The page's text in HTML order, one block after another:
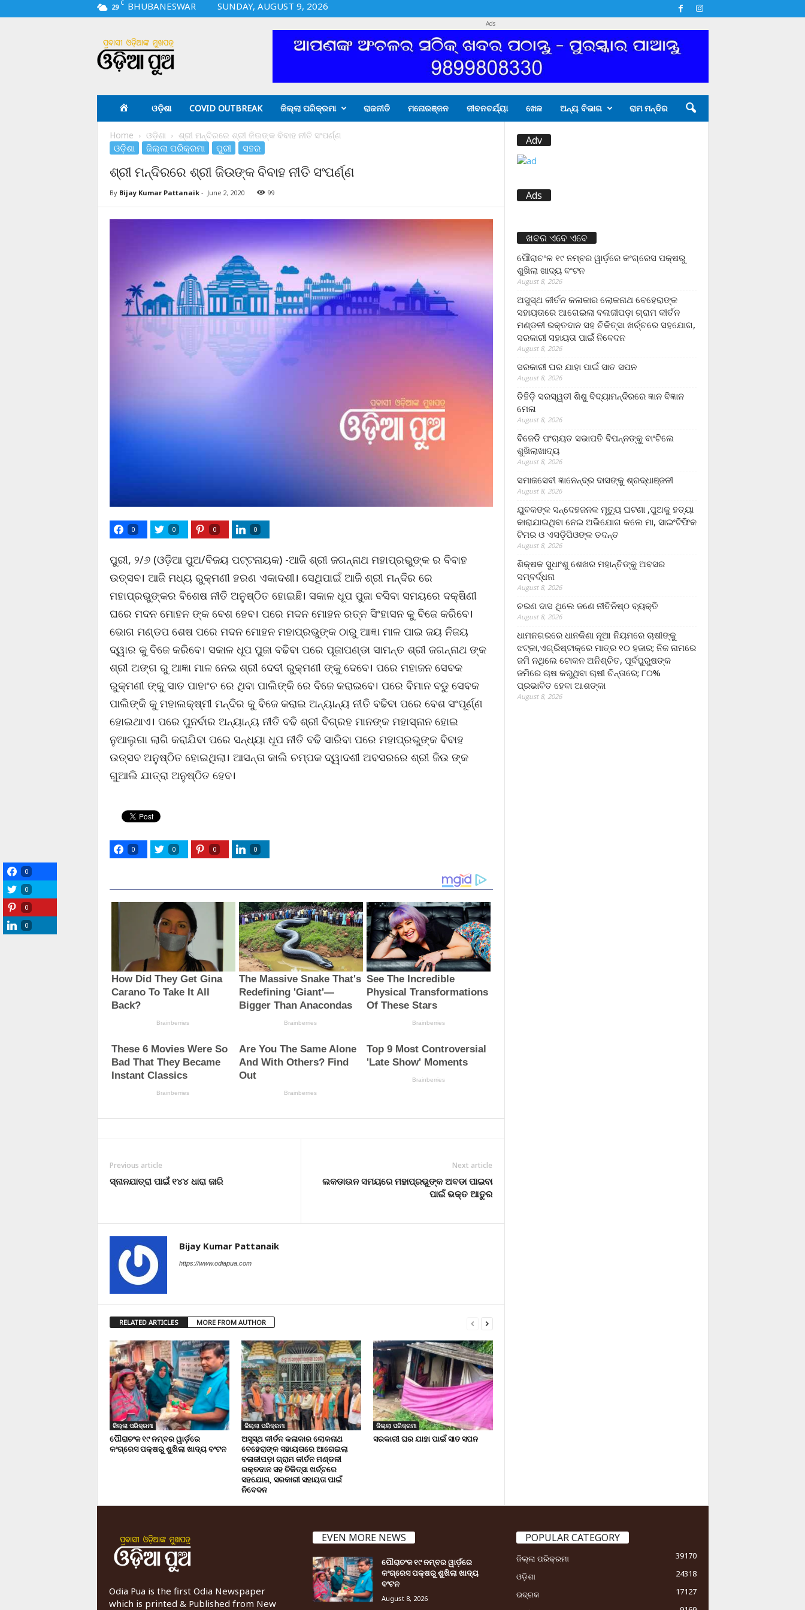
29 C BHUBANESWAR
SUNDAY, AUGUST 9, 2026
i
a
Ads
ଓଡ଼ିଶା COVID OUTBREAK ଜିଲ୍ଲା ପରିକ୍ରମା ରାଜନୀତି ମନୋରଞ୍ଜନ ଜୀବନଚର୍ଯ୍ୟା ଖେଳ ଅନ୍ୟ ବିଭାଗ ରାମ ମନ୍ଦିର
Home ଓଡ଼ିଶା ଶ୍ରୀ ମନ୍ଦିରରେ ଶ୍ରୀ ଜିଉଙ୍କ ବିବାହ ନୀତି ସଂପର୍ଣ୍ଣ
ଓଡ଼ିଶା ଜିଲ୍ଲା ପରିକ୍ରମା ପୁରୀ ସହର
ଶ୍ରୀ ମନ୍ଦିରରେ ଶ୍ରୀ ଜିଉଙ୍କ ବିବାହ ନୀତି ସଂପର୍ଣ୍ଣ
By Bijay Kumar Pattanaik- June 2, 2020 99
0 0 0 0
ପୁରୀ, ୨/୬ (ଓଡ଼ିଆ ପୁଅ/ବିଜୟ ପଟ୍ଟନାୟକ) -ଆଜି ଶ୍ରୀ ଜଗନ୍ନାଥ ମହାପ୍ରଭୁଙ୍କ ର ବିବାହ
ଉତ୍ସବ। ଆଜି ମଧ୍ୟ ରୁକ୍ମଣୀ ହରଣ ଏକାଦଶୀ। ସେଥିପାଇଁ ଆଜି ଶ୍ରୀ ମନ୍ଦିର ରେ
ମହାପ୍ରଭୁଙ୍କର ବିଶେଷ ନୀତି ଅନୁଷ୍ଠିତ ହୋଇଛି। ସକାଳ ଧୂପ ପୁଜା ବସିବା ସମୟରେ ଦକ୍ଷିଣୀ
ଘରେ ମଦନ ମୋହନ ଙ୍କ ବେଶ ହେବ। ପରେ ମଦନ ମୋହନ ରତ୍ନ ସିଂହାସନ କୁ ବିଜେ କରିବେ।
ଭୋଗ ମଣ୍ଡପ ଶେଷ ପରେ ମଦନ ମୋହନ ମହାପ୍ରଭୁଙ୍କ ଠାରୁ ଆଜ୍ଞା ମାଳ ପାଇ ଜୟ ନିଜୟ
ଦ୍ୱାର କୁ ବିଜେ କରିବେ। ସକାଳ ଧୂପ ପୁଜା ବଢିବା ପରେ ପୂଜାପଣ୍ଡା ସାମନ୍ତ ଶ୍ରୀ ଜଗନ୍ନାଥ ଙ୍କ
ଶ୍ରୀ ଅଙ୍ଗ ରୁ ଆଜ୍ଞା ମାଳ ନେଇ ଶ୍ରୀ ଦେବୀ ରୁକ୍ମଣୀ ଙ୍କୁ ଦେବେ। ପରେ ମହାଜନ ସେବକ
ରୁକ୍ମଣୀ ଙ୍କୁ ସାତ ପାହାଂଚ ରେ ଥିବା ପାଲିଙ୍କି ରେ ବିଜେ କରାଇବେ। ପରେ ବିମାନ ବଡୁ ସେବକ
ପାଲିଙ୍କି କୁ ମହାଲକ୍ଷ୍ମୀ ମନ୍ଦିର କୁ ବିଜେ କରାଇ ଅନ୍ୟାନ୍ୟ ନୀତି ବଢିବା ପରେ ବେଶ ସଂପୂର୍ଣ୍ଣ
ହୋଇଥାଏ। ପରେ ପୁନର୍ବାର ଅନ୍ୟାନ୍ୟ ନୀତି ବଢି ଶ୍ରୀ ବିଗ୍ରହ ମାନଙ୍କ ମହାସ୍ନାନ ହୋଇ
ନୁଆଲୁଗା ଲାଗି କରାଯିବା ପରେ ସନ୍ଧ୍ୟା ଧୂପ ନୀତି ବଢି ସାରିବା ପରେ ମହାପ୍ରଭୁଙ୍କ ବିବାହ
ଉତ୍ସବ ଅନୁଷ୍ଠିତ ହୋଇଥିଲା। ଆସନ୍ତା କାଲି ଚମ୍ପକ ଦ୍ୱାଦଶୀ ଅବସରରେ ଶ୍ରୀ ଜିଉ ଙ୍କ
ଗୁଆଲି ଯାତ୍ରା ଅନୁଷ୍ଠିତ ହେବ।
0 0 0 0
Previous article
ସ୍ନାନଯାତ୍ରା ପାଇଁ ୧୪୪ ଧାରା ଜାରି
Next article
ଲକଡାଉନ ସମୟରେ ମହାପ୍ରଭୁଙ୍କ ଅବଡା ପାଇବା
ପାଇଁ ଭକ୍ତ ଆତୁର
Bijay Kumar Pattanaik
https://www.odiapua.com
RELATED ARTICLES MORE FROM AUTHOR
ଜିଲ୍ଲା ପରିକ୍ରମା
ପୌରାଚଂଳ ୧୯ ନମ୍ବର ୱାର୍ଡ଼ରେ
କଂଗ୍ରେସ ପକ୍ଷରୁ ଶୁଖିଲା ଖାଦ୍ୟ ବଂଟନ
ଜିଲ୍ଲା ପରିକ୍ରମା
ଅସୁସ୍ଥ କୀର୍ତନ କଳାକାର ଲୋକନାଥ
ବେହେରାଙ୍କ ସହାୟତାରେ ଆଗେଇଲା
ବଳାଜୀପଡ଼ା ଗ୍ରାମ କୀର୍ତନ ମଣ୍ଡଳୀ
ରକ୍ତଦାନ ସହ ଚିକିତ୍ସା ଖର୍ଚ୍ଚରେ
ସହଯୋଗ, ସରକାରୀ ସହାୟତା ପାଇଁ
ନିବେଦନ
ଜିଲ୍ଲା ପରିକ୍ରମା
ସରକାରୀ ଘର ଯାହା ପାଇଁ ସାତ ସପନ
Adv
Ads
ଖବର ଏବେ ଏବେ
ପୌରାଚଂଳ ୧୯ ନମ୍ବର ୱାର୍ଡ଼ରେ କଂଗ୍ରେସ ପକ୍ଷରୁ
ଶୁଖିଲା ଖାଦ୍ୟ ବଂଟନ
August 8, 2026
ଅସୁସ୍ଥ କୀର୍ତନ କଳାକାର ଲୋକନାଥ ବେହେରାଙ୍କ
ସହାୟତାରେ ଆଗେଇଲା ବଳାଜୀପଡ଼ା ଗ୍ରାମ କୀର୍ତନ
ମଣ୍ଡଳୀ ରକ୍ତଦାନ ସହ ଚିକିତ୍ସା ଖର୍ଚ୍ଚରେ ସହଯୋଗ,
ସରକାରୀ ସହାୟତା ପାଇଁ ନିବେଦନ
August 8, 2026
ସରକାରୀ ଘର ଯାହା ପାଇଁ ସାତ ସପନ
August 8, 2026
ତିହିଡି଼ ସରସ୍ୱତୀ ଶିଶୁ ବିଦ୍ୟାମନ୍ଦିରରେ ଜ୍ଞାନ ବିଜ୍ଞାନ
ମେଳା
August 8, 2026
ବିଜେଡି ପଂଚାୟତ ସଭାପତି ବିପନ୍ନଙ୍କୁ ବାଂଟିଲେ
ଶୁଖିଲାଖାଦ୍ୟ
August 8, 2026
ସମାଜସେବୀ ଜ୍ଞାନେନ୍ଦ୍ର ଦାସଙ୍କୁ ଶ୍ରଦ୍ଧାଞ୍ଜଳୀ
August 8, 2026
ଯୁବକଙ୍କ ସନ୍ଦେହଜନକ ମୃତ୍ୟୁ ଘଟଣା ,ପୁଅକୁ ହତ୍ୟା
କାରାଯାଇଥିବା ନେଇ ଅଭିଯୋଗ କଲେ ମା, ସାଇଂଟିଫିକ
ଟିମର ଓ ଏସଡ଼ିପିଓଙ୍କ ତଦନ୍ତ
August 8, 2026
ଶିକ୍ଷକ ସୁଧାଂଶୁ ଶେଖର ମହାନ୍ତିଙ୍କୁ ଅବସର
ସମ୍ବର୍ଦ୍ଧନା
August 8, 2026
ଚରଣ ଦାସ ଥିଲେ ଜଣେ ନୀତିନିଷ୍ଠ ବ୍ୟକ୍ତି
August 8, 2026
ଧାମନଗରରେ ଧାନକିଣା ନୂଆ ନିୟମରେ ଚାଷୀଙ୍କୁ
ଝଟ୍‌କା,ଏଗ୍ରିଷ୍ଟାକ୍‌ରେ ମାତ୍ର ୧୦ ହଜାର; ନିଜ ନାମରେ
ଜମି ନଥିଲେ ଟୋକନ ଅନିଶ୍ଚିତ, ପୂର୍ବପୁରୁଷଙ୍କ
ଜମିରେ ଚାଷ କରୁଥିବା ଚାଷୀ ଚିନ୍ତାରେ; ୮୦%
ପ୍ରଭାବିତ ହେବା ଆଶଙ୍କା
August 8, 2026
Odia Pua is the first Odia Newspaper
which is printed & Published from New
EVEN MORE NEWS
ପୌରାଚଂଳ ୧୯ ନମ୍ବର ୱାର୍ଡ଼ରେ
କଂଗ୍ରେସ ପକ୍ଷରୁ ଶୁଖିଲା ଖାଦ୍ୟ
ବଂଟନ
August 8, 2026
POPULAR CATEGORY
ଜିଲ୍ଲା ପରିକ୍ରମା
39170
ଓଡ଼ିଶା
24318
ଭଦ୍ରକ
17127
0
0
0
0